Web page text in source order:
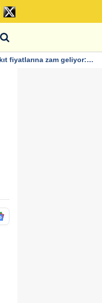
fiyatlarına zam geliyor: